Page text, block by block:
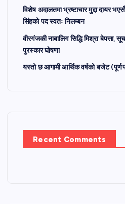
विशेष अदालतमा भ्रष्टाचार मुद्दा दायर
सिंहको पद स्वतः निलम्बन
वीरगंजकी नाबालिग सिद्धि मिश्रा बेपत्ता,
पुरस्कार घोषणा
यस्तो छ आगामी आर्थिक वर्षको बजेट
Recent Comments